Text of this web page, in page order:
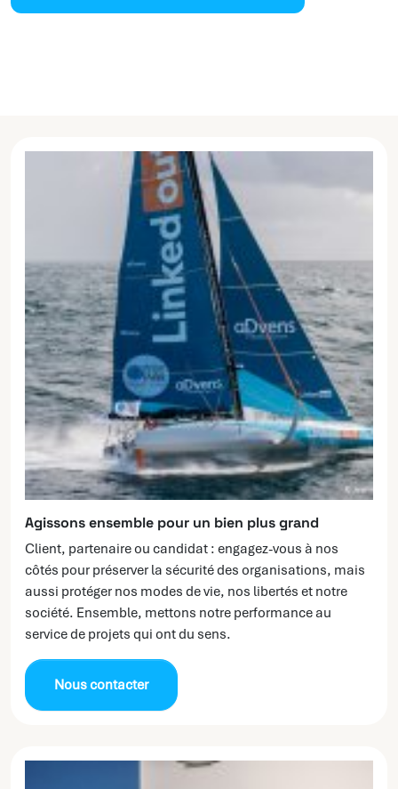
Agissons ensemble pour un bien plus grand
Client, partenaire ou candidat : engagez-vous à nos
côtés pour préserver la sécurité des organisations, mais
aussi protéger nos modes de vie, nos libertés et notre
société. Ensemble, mettons notre performance au
service de projets qui ont du sens.
Nous contacter